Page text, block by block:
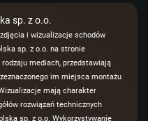
sp. z o.o.
i wizualizacje schodów
sp. z o.o. na stronie
mediach, przedstawiają
im miejsca montażu
mają charakter
rozwiązań technicznych
sp. z o.o. Wykorzystywanie